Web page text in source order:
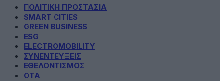
ΠΟΛΙΤΙΚΗ ΠΡΟΣΤΑΣΙΑ
SMART CITIES
GREEN BUSINESS
ESG
ELECTROMOBILITY
ΣΥΝΕΝΤΕΥΞΕΙΣ
ΕΘΕΛΟΝΤΙΣΜΟΣ
ΟΤΑ